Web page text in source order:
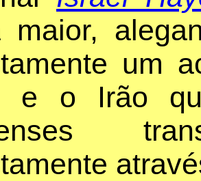
maior,
um
e o Irão